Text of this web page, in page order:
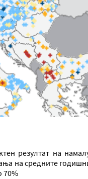
резултат на
на средните
70%